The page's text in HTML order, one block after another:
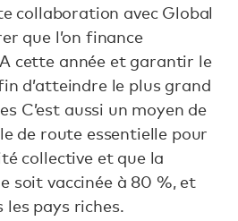
collaboration avec Global
que l’on finance
cette année et garantir le
d’atteindre le plus grand
C’est aussi un moyen de
de route essentielle pour
collective et que la
soit vaccinée à 80 %, et
les pays riches.